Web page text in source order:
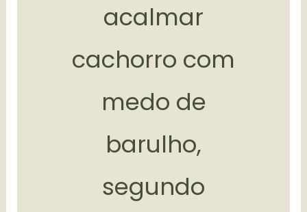
acalmar
cachorro com
medo de
barulho,
segundo